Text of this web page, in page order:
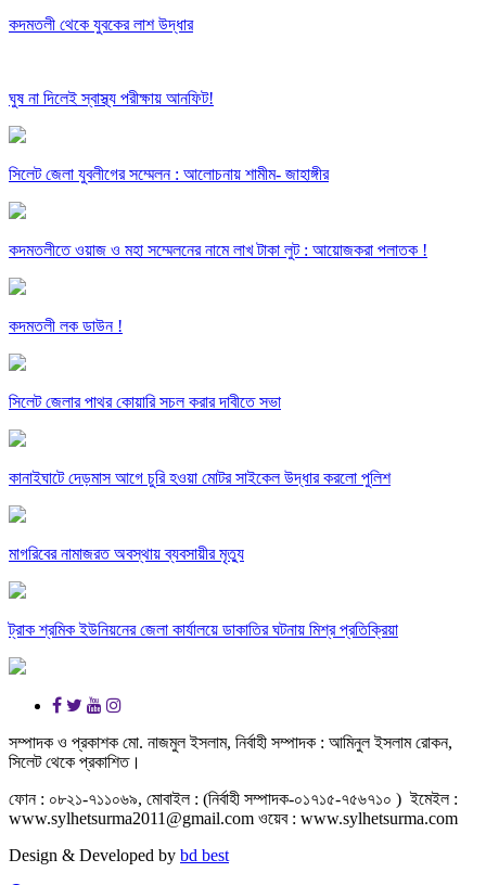
কদমতলী থেকে যুবকের লাশ উদ্ধার
ঘুষ না দিলেই স্বাস্থ্য পরীক্ষায় আনফিট!
সিলেট জেলা যুবলীগের সম্মেলন : আলোচনায় শামীম- জাহাঙ্গীর
কদমতলীতে ওয়াজ ও মহা সম্মেলনের নামে লাখ টাকা লুট : আয়োজকরা পলাতক !
কদমতলী লক ডাউন !
সিলেট জেলার পাথর কোয়ারি সচল করার দাবীতে সভা
কানাইঘাটে দেড়মাস আগে চুরি হওয়া মোটর সাইকেল উদ্ধার করলো পুলিশ
মাগরিবের নামাজরত অবস্থায় ব্যবসায়ীর মৃত্যু
ট্রাক শ্রমিক ইউনিয়নের জেলা কার্যালয়ে ডাকাতির ঘটনায় মিশ্র প্রতিক্রিয়া
সম্পাদক ও প্রকাশক মো. নাজমুল ইসলাম, নির্বাহী সম্পাদক : আমিনুল ইসলাম রোকন,
সিলেট থেকে প্রকাশিত।
ফোন : ০৮২১-৭১১০৬৯, মোবাইল : (নির্বাহী সম্পাদক-০১৭১৫-৭৫৬৭১০ ) ইমেইল :
www.sylhetsurma2011@gmail.com ওয়েব : www.sylhetsurma.com
Design & Developed by bd best